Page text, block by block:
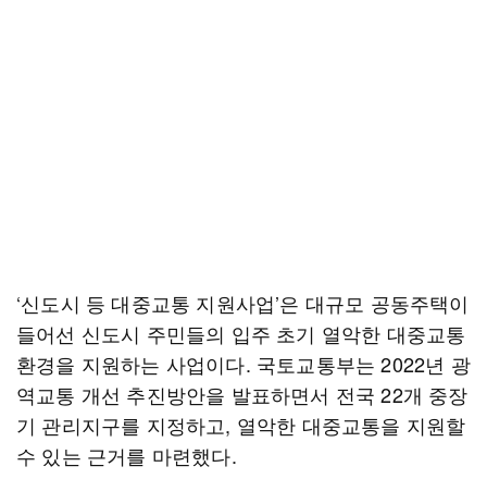
‘신도시 등 대중교통 지원사업’은 대규모 공동주택이
들어선 신도시 주민들의 입주 초기 열악한 대중교통
환경을 지원하는 사업이다. 국토교통부는 2022년 광
역교통 개선 추진방안을 발표하면서 전국 22개 중장
기 관리지구를 지정하고, 열악한 대중교통을 지원할
수 있는 근거를 마련했다.